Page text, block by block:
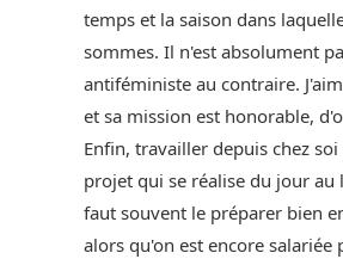
temps et la saison dans
sommes. Il n'est absolument
antiféministe au contraire.
et sa mission est honorable,
Enfin, travailler depuis chez soi
projet qui se réalise du jour au
faut souvent le préparer bien
alors qu'on est encore salariée